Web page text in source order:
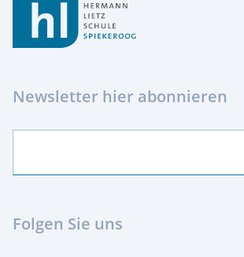
Newsletter hier abonnieren
Folgen Sie uns